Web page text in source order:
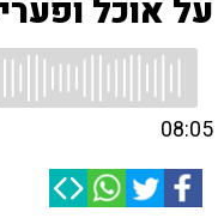
על אוכל
08:05